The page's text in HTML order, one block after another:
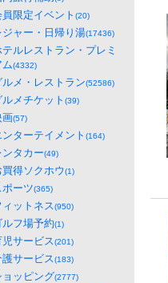
員限定イベント (20)
ジャー・日帰り湯(17436)
テルレストラン・プレミ
ム(4332)
ルメ・レストラン(52586)
ルメチケット (39)
画(57)
ンターテイメント (164)
ンタカー(49)
買得ソクホウ(1)
ポーツ(365)
ィットネス(950)
ルフ場予約(1)
児サービス(201)
護サービス(183)
ョッピング(2777)